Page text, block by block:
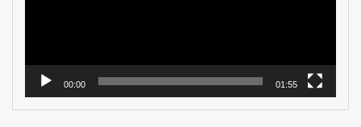
00:00 01:55